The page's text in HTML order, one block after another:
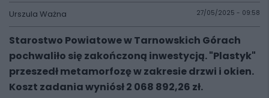
Urszula Ważna 27/05/2025 - 09:58
Starostwo Powiatowe w Tarnowskich Górach
pochwaliło się zakończoną inwestycją. "Plastyk"
przeszedł metamorfozę w zakresie drzwi i okien.
Koszt zadania wyniósł 2 068 892,26 zł.